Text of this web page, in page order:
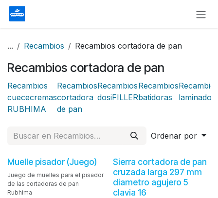
Ir al contenido
... Recambios Recambios cortadora de pan
Recambios cortadora de pan
Recambios
cuececremas
RUBHIMA
Recambios
cortadora
de pan
Recambios
dosiFILLER
Recambios
batidoras
Ordenar por
Muelle pisador (Juego)
Juego de muelles para el pisador
de las cortadoras de pan
Rubhima
Sierra cortadora de pan
cruzada larga 297 mm
diametro agujero 5
clavia 16